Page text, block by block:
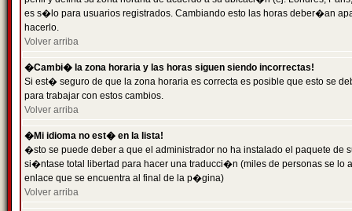
es s�lo para usuarios registrados. Cambiando esto las horas deber�an
hacerlo.
Volver arriba
�Cambi� la zona horaria y las horas siguen siendo incorrectas!
Si est� seguro de que la zona horaria es correcta es posible que esto se
para trabajar con estos cambios.
Volver arriba
�Mi idioma no est� en la lista!
�sto se puede deber a que el administrador no ha instalado el paquete
si�ntase total libertad para hacer una traducci�n (miles de personas se
enlace que se encuentra al final de la p�gina)
Volver arriba